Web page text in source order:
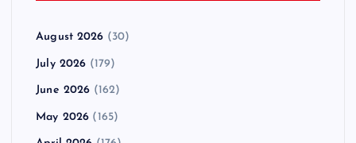
August 2026 (30)
July 2026 (179)
June 2026 (162)
May 2026 (165)